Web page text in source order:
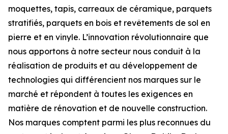
moquettes, tapis, carreaux de céramique, parquets
stratifiés, parquets en bois et revêtements de sol en
pierre et en vinyle. L’innovation révolutionnaire que
nous apportons à notre secteur nous conduit à la
réalisation de produits et au développement de
technologies qui différencient nos marques sur le
marché et répondent à toutes les exigences en
matière de rénovation et de nouvelle construction.
Nos marques comptent parmi les plus reconnues du